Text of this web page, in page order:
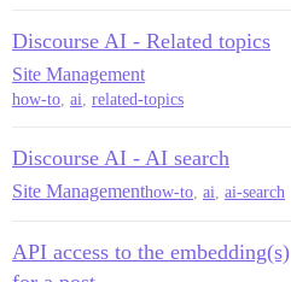
Discourse AI - Related topics
Site Management
how-to, ai, related-topics
Discourse AI - AI search
Site Managementhow-to ai ai-search
API access to the embedding(s)